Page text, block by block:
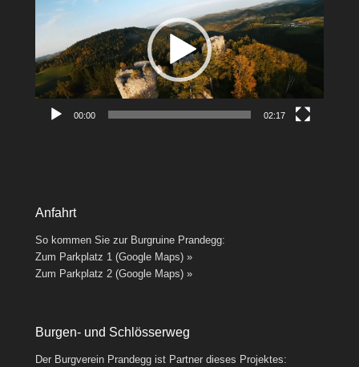
00:00 02:17
Anfahrt
So kommen Sie zur Burgruine Prandegg:
Zum Parkplatz 1 (Google Maps) »
Zum Parkplatz 2 (Google Maps) »
Burgen- und Schlösserweg
Der Burgverein Prandegg ist Partner dieses Projektes: